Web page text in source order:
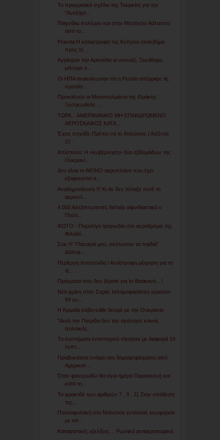
Το πραγματικό σχέδιο της Τουρκίας για την
"Ανεξάρτ...
Παιχνίδια πολέμου και στην Μεσόγειο θάλασσα
από το...
Pravda:Η καταστροφή της Κύπρου είναι βήμα
προς τη ...
Αγρίεψαν την Αρκούδα οι νεοναζί. Ξεκάθαρο
μήνυμα σ...
Οι ΗΠΑ ανακοίνωσαν ότι η Ρωσία απέρριψε τις
προτάσ...
Προκαλούν οι Μουσουλμάνοι της Θράκης:
Ξεσηκωθείτε ...
ΤΩΡΑ... ΑΜΕΡΙΚΑΝΙΚΟ ΜΗ ΕΠΑΝΔΡΩΜΕΝΟ
ΑΕΡΟΣΚΑΦΟΣ ΚΑΤΑ...
Έχεις πηγάδι; Πρέπει να το δηλώσεις | Ατζέντα
21
Απίστευτο: Η «κυβέρνηση» δύο εβδομάδων της
Ουκρανί...
Δεν είναι το ΜΟΝΟ αεροπλάνο που έχει
εξαφανιστεί σ...
Αναδημοσίευση !!! Κι άν δεν πέταξε ποτέ το
αεροπλ...
4.000 Αλεξιπτωτιστές διέταξε αιφνιδιαστικά ο
Πούτι...
ΦΩΤΟ - Παραλίγο τραγωδία στο αεροδρόμιο της
Φιλαδέ...
Σοκ !!! “Παναγιά μου, σκότωσαν τα παιδιά”
Δολοφ...
Περίεργη Ιστοσελίδα ! Αντίστροφη μέτρηση για το
τέ...
Πράγματα που δεν ξέρατε για το Βατικανό…!
Νέα φρίκη στην Συρία: Ισλαμοφασίστες κρατούν
94 γυ...
Η Κριμαία κόβει κάθε δεσμό με την Ουκρανία
"Αυτή την Πατρίδα δεν την αγάπησε κανείς
πολιτικός...
Τα συστήματα εντοπισμού σίγησαν με διαφορά 14
λεπτ...
Προβοκάτσια ενόψει του δημοψηφίσματος από
Αμερικαν...
Όταν φανερωθώ θα είναι ημέρα Παρασκευή και
κατά τη...
Τα φρακτάλ των αριθμών 7 , 9 , 11 Στην υπόθεση
της...
Πολιτοφυλακή στο Ντόνετσκ εντόπισε λεωφορείο
με οπ...
Καταιγιστικές εξελίξεις ... Ρωσικά αντιαεροπορικά